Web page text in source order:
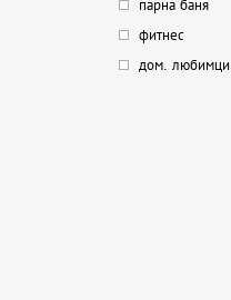
парна баня
фитнес
дом. любимци